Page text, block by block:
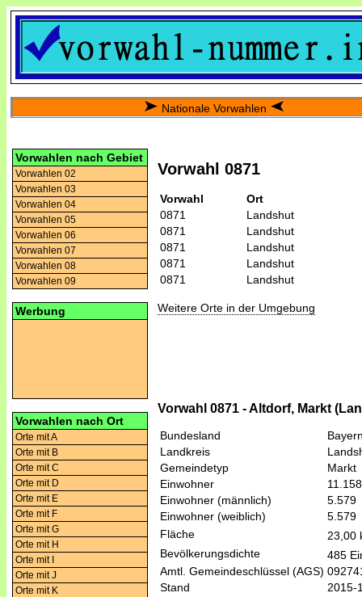
Nationale Vorwahlen
Vorwahlen nach Gebiet
Vorwahlen 02
Vorwahlen 03
Vorwahlen 04
Vorwahlen 05
Vorwahlen 06
Vorwahlen 07
Vorwahlen 08
Vorwahlen 09
Werbung
Vorwahlen nach Ort
Orte mit A
Orte mit B
Orte mit C
Orte mit D
Orte mit E
Orte mit F
Orte mit G
Orte mit H
Orte mit I
Orte mit J
Orte mit K
Vorwahl 0871
Vorwahl
Ort
0871
Landshut
0871
Landshut
0871
Landshut
0871
Landshut
0871
Landshut
Weitere Orte in der Umgebung
Vorwahl 0871 - Altdorf, Markt
Bundesland
Landkreis
Gemeindetyp
Markt
Einwohner
11.158
Einwohner (männlich)
5.579
Einwohner (weiblich)
5.579
Fläche
23,00
Bevölkerungsdichte
485
Amtl. Gemeindeschlüssel (AGS)
Stand
2015-